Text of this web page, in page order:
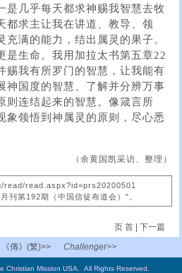
是几乎每天都求神赐我智慧去牧
都求主让我在讲道、教导、领
充满的能力，结出属灵的果子。
是生命。我用加拉太书第五章22
赐我有所罗门的智慧，让我能有
神国度的智慧、了解并分辨万事
则连结起来的智慧。像箴言所
象领悟到神属灵的原则，尽心悉
（余黄国凯采访、整理）
read/read.aspx?id=prs20200501
刊第192期（中国信徒布道会）"。
页 首
下一篇
《傳》(繁)>> Challenger>>
Christian Mission USA. All Rights Reserved.